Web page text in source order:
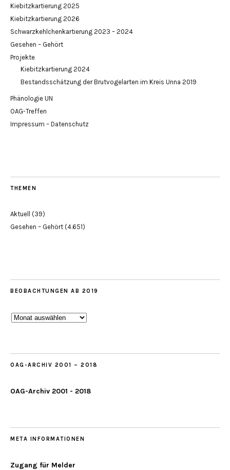
Kiebitzkartierung 2025
Kiebitzkartierung 2026
Schwarzkehlchenkartierung 2023 – 2024
Gesehen – Gehört
Projekte
Kiebitzkartierung 2024
Bestandsschätzung der Brutvogelarten im Kreis Unna 2019
Phänologie UN
OAG-Treffen
Impressum – Datenschutz
THEMEN
Aktuell
(39)
Gesehen – Gehört (4.651)
BEOBACHTUNGEN AB 2019
Beobachtungen
OAG-ARCHIV 2001 – 2018
OAG-Archiv 2001 - 2018
META INFORMATIONEN
Zugang für Melder